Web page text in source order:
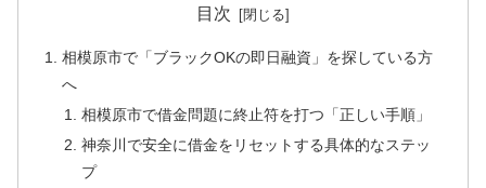
目次
相模原市で「ブラックOKの即日融資」を探している方
へ
相模原市で借金問題に終止符を打つ「正しい手順」
神奈川で安全に借金をリセットする具体的なステッ
プ